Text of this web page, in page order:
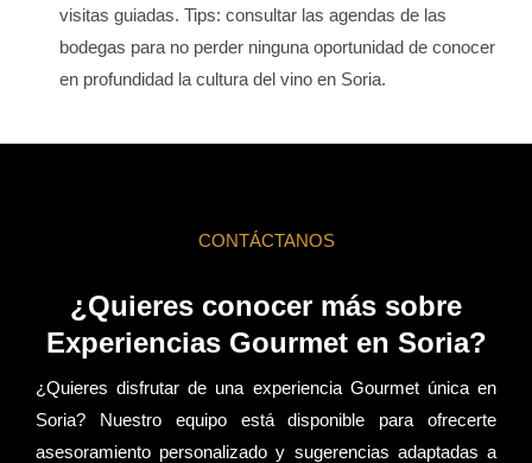
visitas guiadas. Tips: consultar las agendas de las
bodegas para no perder ninguna oportunidad de conocer
en profundidad la cultura del vino en Soria.
CONTÁCTANOS
¿Quieres conocer más sobre
Experiencias Gourmet en Soria?
¿Quieres disfrutar de una experiencia Gourmet única en
Soria? Nuestro equipo está disponible para ofrecerte
asesoramiento personalizado y sugerencias adaptadas a